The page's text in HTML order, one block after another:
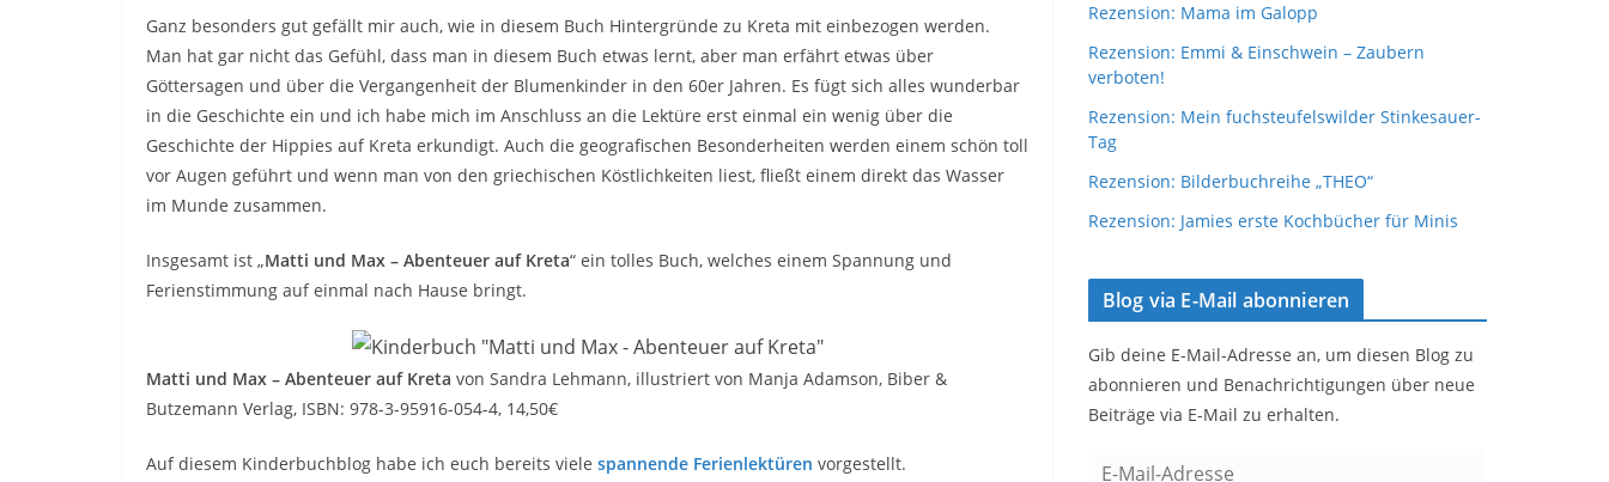
Ganz besonders gut gefällt mir auch, wie in diesem Buch Hintergründe zu Kreta mit einbezogen werden.
Man hat gar nicht das Gefühl, dass man in diesem Buch etwas lernt, aber man erfährt etwas über
Göttersagen und über die Vergangenheit der Blumenkinder in den 60er Jahren. Es fügt sich alles wunderbar
in die Geschichte ein und ich habe mich im Anschluss an die Lektüre erst einmal ein wenig über die
Geschichte der Hippies auf Kreta erkundigt. Auch die geografischen Besonderheiten werden einem schön toll
vor Augen geführt und wenn man von den griechischen Köstlichkeiten liest, fließt einem direkt das Wasser
im Munde zusammen.
Insgesamt ist „Matti und Max – Abenteuer auf Kreta“ ein tolles Buch, welches einem Spannung und
Ferienstimmung auf einmal nach Hause bringt.
Matti und Max – Abenteuer auf Kreta von Sandra Lehmann, illustriert von Manja Adamson, Biber &
Butzemann Verlag, ISBN: 978-3-95916-054-4, 14,50€
Auf diesem Kinderbuchblog habe ich euch bereits viele spannende Ferienlektüren vorgestellt.
Rezension: Mama im Galopp
Rezension: Emmi & Einschwein – Zaubern
verboten!
Rezension: Mein fuchsteufelswilder Stinkesauer-
Tag
Rezension: Bilderbuchreihe „THEO“
Rezension: Jamies erste Kochbücher für Minis
Blog via E-Mail abonnieren
Gib deine E-Mail-Adresse an, um diesen Blog zu
abonnieren und Benachrichtigungen über neue
Beiträge via E-Mail zu erhalten.